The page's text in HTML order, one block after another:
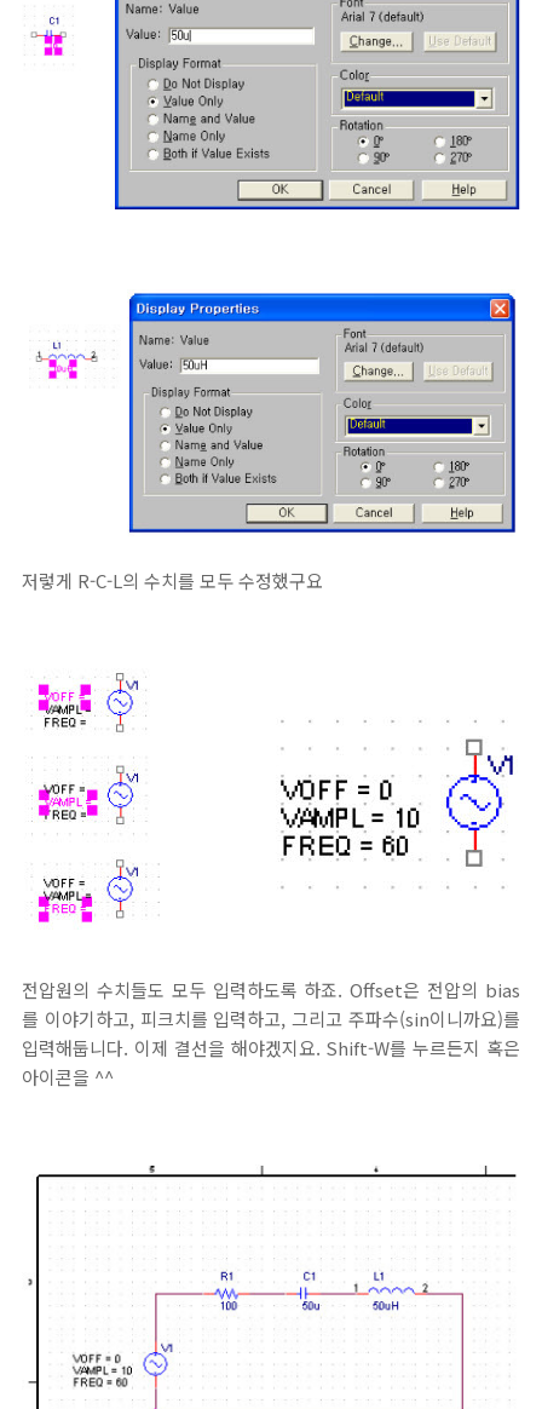
저렇게 R-C-L의 수치를 모두 수정했구요
전압원의 수치들도 모두 입력하도록 하죠. Offset은 전압의 bias
를 이야기하고, 피크치를 입력하고, 그리고 주파수(sin이니까요)를
입력해둡니다. 이제 결선을 해야겠지요. Shift-W를 누르든지 혹은
아이콘을 ^^